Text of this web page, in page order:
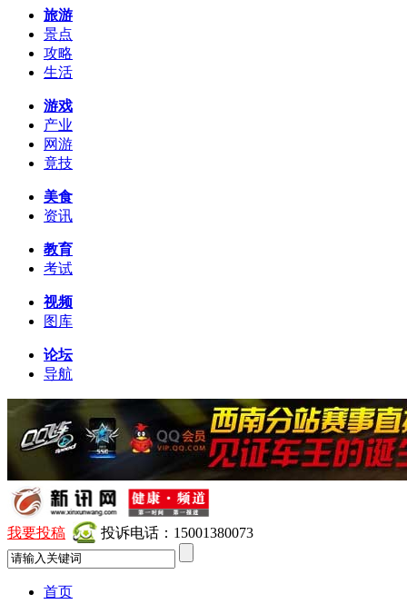
旅游
景点
攻略
生活
游戏
产业
网游
竟技
美食
资讯
教育
考试
视频
图库
论坛
导航
我要投稿 投诉电话：15001380073
首页